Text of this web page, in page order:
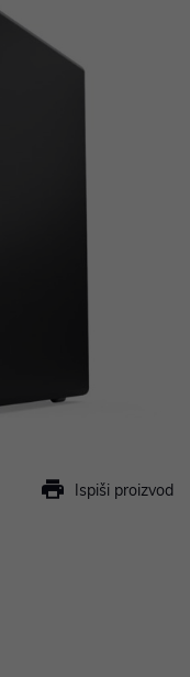
Ispiši proizvod